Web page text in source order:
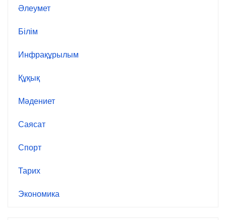
Әлеумет
Білім
Инфрақұрылым
Құқық
Мәдениет
Саясат
Спорт
Тарих
Экономика